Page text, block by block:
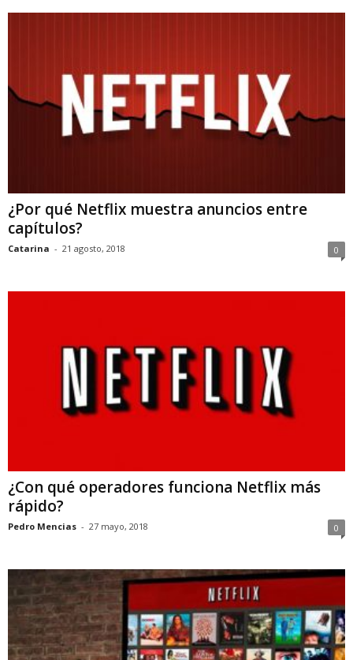
¿Por qué Netflix muestra anuncios entre
capítulos?
Catarina - 21 agosto, 2018 0
¿Con qué operadores funciona Netflix más
rápido?
Pedro Mencias - 27 mayo, 2018 0